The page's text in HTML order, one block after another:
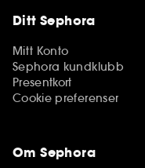
Ditt Sephora
Mitt Konto
Sephora kundklubb
Presentkort
Cookie preferenser
Om Sephora